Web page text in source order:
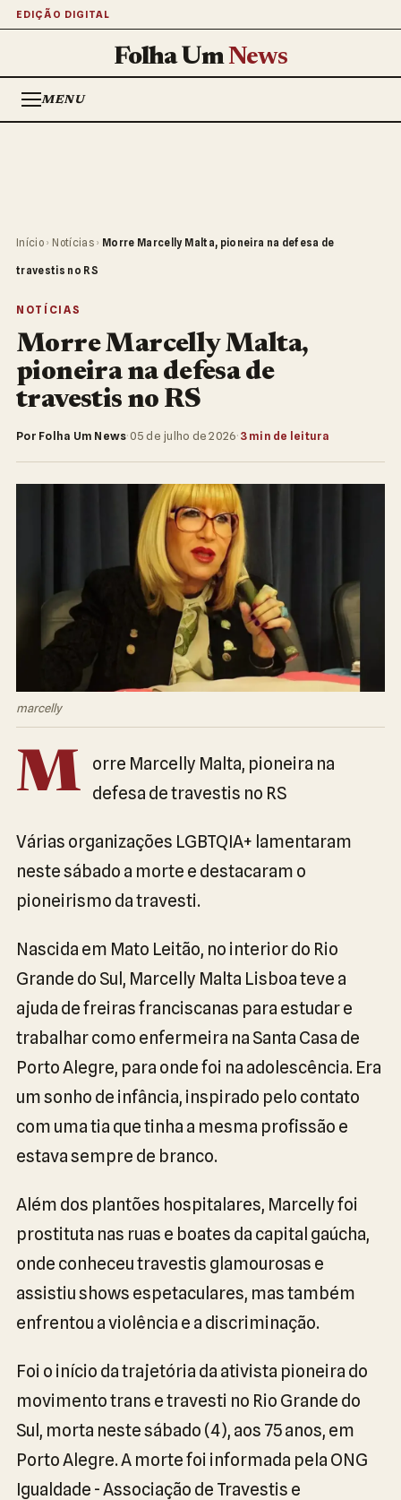
EDIÇÃO DIGITAL
Folha UmNews
MENU
Início › Notícias › Morre Marcelly Malta, pioneira na defesa de
travestis no RS
NOTÍCIAS
Morre Marcelly Malta,
pioneira na defesa de
travestis no RS
Por Folha Um News·05 de julho de 2026· 3 min de leitura
marcelly
M
orre Marcelly Malta, pioneira na
defesa de travestis no RS
Várias organizações LGBTQIA+ lamentaram
neste sábado a morte e destacaram o
pioneirismo da travesti.
Nascida em Mato Leitão, no interior do Rio
Grande do Sul, Marcelly Malta Lisboa teve a
ajuda de freiras franciscanas para estudar e
trabalhar como enfermeira na Santa Casa de
Porto Alegre, para onde foi na adolescência. Era
um sonho de infância, inspirado pelo contato
com uma tia que tinha a mesma profissão e
estava sempre de branco.
Além dos plantões hospitalares, Marcelly foi
prostituta nas ruas e boates da capital gaúcha,
onde conheceu travestis glamourosas e
assistiu shows espetaculares, mas também
enfrentou a violência e a discriminação.
Foi o início da trajetória da ativista pioneira do
movimento trans e travesti no Rio Grande do
Sul, morta neste sábado (4), aos 75 anos, em
Porto Alegre. A morte foi informada pela ONG
Igualdade - Associação de Travestis e